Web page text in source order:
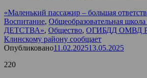
«Маленький пассажир – большая
Воспитание, Общеобразовательная
ДЕТСТВА», Общество, ОГИБДД ОМВД
Клинскому району сообщает
Опубликовано11.02.202513.05.2025
220